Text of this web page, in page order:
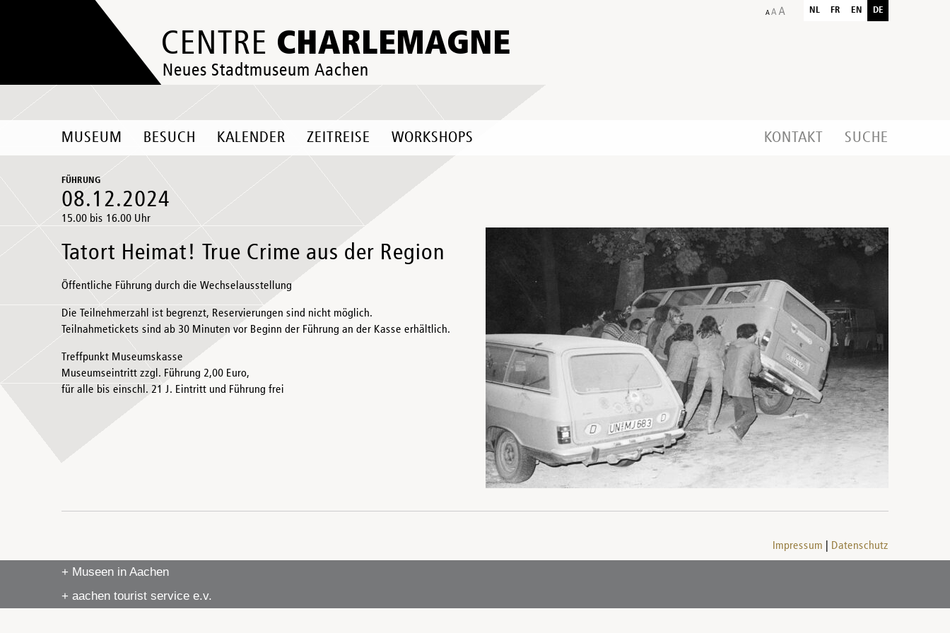
CENTRE CHARLEMAGNE
Neues Stadtmuseum Aachen
NL FR EN DE
MUSEUM BESUCH KALENDER ZEITREISE WORKSHOPS KONTAKT SUCHE
FÜHRUNG
08.12.2024
15.00 bis 16.00 Uhr
Tatort Heimat! True Crime aus der Region
Öffentliche Führung durch die Wechselausstellung
Die Teilnehmerzahl ist begrenzt, Reservierungen sind nicht möglich.
Teilnahmetickets sind ab 30 Minuten vor Beginn der Führung an der Kasse erhältlich.
Treffpunkt Museumskasse
Museumseintritt zzgl. Führung 2,00 Euro,
für alle bis einschl. 21 J. Eintritt und Führung frei
Impressum Datenschutz
+ Museen in Aachen
+ aachen tourist service e.v.